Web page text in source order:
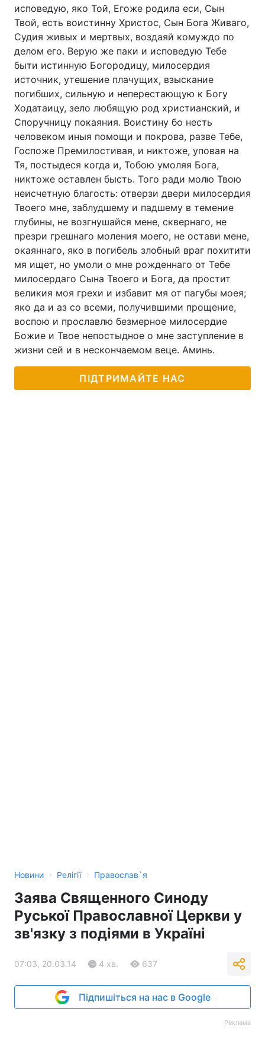
исповедую, яко Той, Егоже родила еси, Сын
Твой, есть воистинну Христос, Сын Бога Живаго,
Судия живых и мертвых, воздаяй комуждо по
делом его. Верую же паки и исповедую Тебе
быти истинную Богородицу, милосердия
источник, утешение плачущих, взыскание
погибших, сильную и неперестающую к Богу
Ходатаицу, зело любящую род христианский, и
Споручницу покаяния. Воистину бо несть
человеком иныя помощи и покрова, разве Тебе,
Госпоже Премилостивая, и никтоже, уповая на
Тя, постыдеся когда и, Тобою умоляя Бога,
никтоже оставлен бысть. Того ради молю Твою
неисчетную благость: отверзи двери милосердия
Твоего мне, заблудшему и падшему в темение
глубины, не возгнушайся мене, сквернаго, не
презри грешнаго моления моего, не остави мене,
окаяннаго, яко в погибель злобный враг похитити
мя ищет, но умоли о мне рожденнаго от Тебе
милосердаго Сына Твоего и Бога, да простит
великия моя грехи и избавит мя от пагубы моея;
яко да и аз со всеми, получившими прощение,
воспою и прославлю безмерное милосердие
Божие и Твое непостыдное о мне заступление в
жизни сей и в нескончаемом веце. Аминь.
ПІДТРИМАЙТЕ НАС
Новини › Релігії › Православ`я
Заява Священного Синоду
Руської Православної Церкви у
зв'язку з подіями в Україні
07:03, 20.03.14 4 хв. 637
Підпишіться на нас в Google
Реклама